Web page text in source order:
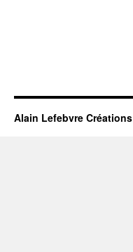
Alain Lefebvre Créations